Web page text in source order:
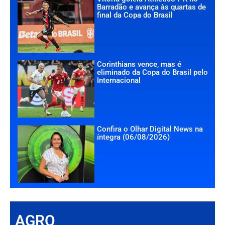
Barradão e avança às quartas de
final da Copa do Brasil
Corinthians vence, mas é
eliminado da Copa do Brasil pelo
Internacional
Confira o Olhar Digital News na
íntegra (06/08/2026)
AGRO